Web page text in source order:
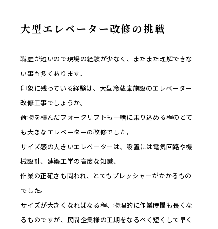
大型エレベーター改修の挑戦
職歴が短いので現場の経験が少なく、まだまだ理解できな
い事も多くあります。
印象に残っている経験は、大型冷蔵庫施設のエレベーター
改修工事でしょうか。
荷物を積んだフォークリフトも一緒に乗り込める程のとて
も大きなエレベーターの改修でした。
サイズ感の大きいエレベーターは、設置には電気回路や機
械設計、建築工学の高度な知識、
作業の正確さも問われ、とてもプレッシャーがかかるもの
でした。
サイズが大きくなればなる程、物理的に作業時間も長くな
るものですが、民間企業様の工期をなるべく短くして早く